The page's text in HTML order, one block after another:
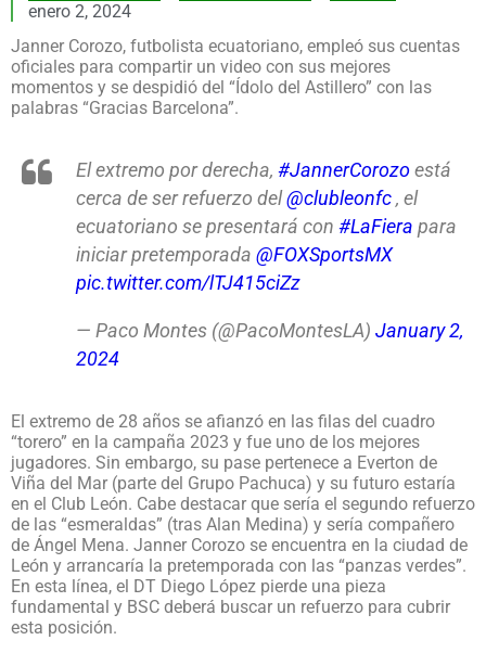
enero 2, 2024
Janner Corozo, futbolista ecuatoriano, empleó sus cuentas
oficiales para compartir un video con sus mejores
momentos y se despidió del “Ídolo del Astillero” con las
palabras “Gracias Barcelona”.
El extremo por derecha, #JannerCorozoestá
cerca de ser refuerzo del@clubleonfc, el
ecuatoriano se presentará con #LaFiera para
iniciar pretemporada @FOXSportsMX
pic.twitter.com/lTJ415ciZz
— Paco Montes (@PacoMontesLA) January 2,
2024
El extremo de 28 años se afianzó en las filas del cuadro
“torero” en la campaña 2023 y fue uno de los mejores
jugadores. Sin embargo, su pase pertenece a Everton de
Viña del Mar (parte del Grupo Pachuca) y su futuro estaría
en el Club León. Cabe destacar que sería el segundo refuerzo
de las “esmeraldas” (tras Alan Medina) y sería compañero
de Ángel Mena. Janner Corozo se encuentra en la ciudad de
León y arrancaría la pretemporada con las “panzas verdes”.
En esta línea, el DT Diego López pierde una pieza
fundamental y BSC deberá buscar un refuerzo para cubrir
esta posición.